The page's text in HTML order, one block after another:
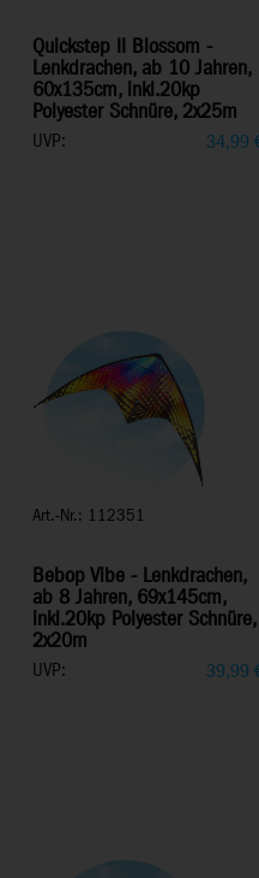
Quickstep II Blossom -
Lenkdrachen, ab 10 Jahren,
60x135cm, inkl.20kp
Polyester Schnüre, 2x25m
UVP: 34,99
Art.-Nr.: 112351
Bebop Vibe - Lenkdrachen,
ab 8 Jahren, 69x145cm,
inkl.20kp Polyester Schnüre,
2x20m
UVP: 39,99